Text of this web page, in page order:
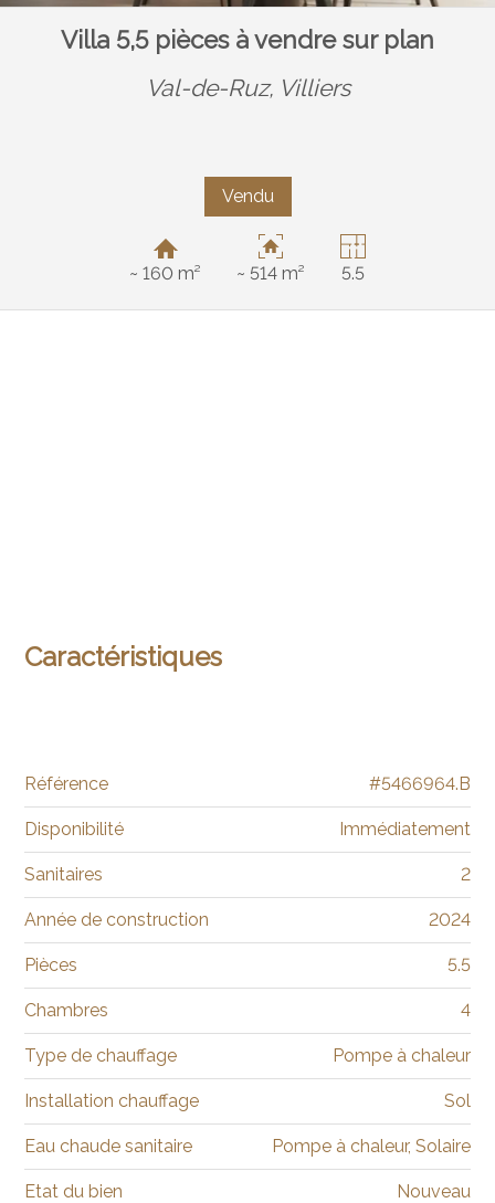
Villa 5,5 pièces à vendre sur plan
Val-de-Ruz, Villiers
Vendu
~ 160 m² ~ 514 m² 5.5
Caractéristiques
Référence #5466964.B
Disponibilité Immédiatement
Sanitaires 2
Année de construction 2024
Pièces 5.5
Chambres 4
Type de chauffage Pompe à chaleur
Installation chauffage Sol
Eau chaude sanitaire Pompe à chaleur, Solaire
Etat du bien Nouveau